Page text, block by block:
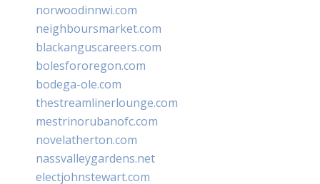
norwoodinnwi.com
neighboursmarket.com
blackanguscareers.com
bolesfororegon.com
bodega-ole.com
thestreamlinerlounge.com
mestrinorubanofc.com
novelatherton.com
nassvalleygardens.net
electjohnstewart.com